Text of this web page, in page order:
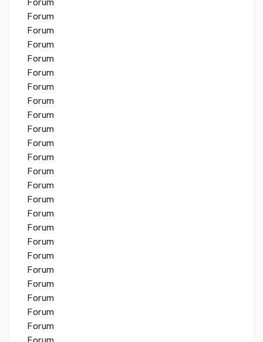
Forum
Forum
Forum
Forum
Forum
Forum
Forum
Forum
Forum
Forum
Forum
Forum
Forum
Forum
Forum
Forum
Forum
Forum
Forum
Forum
Forum
Forum
Forum
Forum